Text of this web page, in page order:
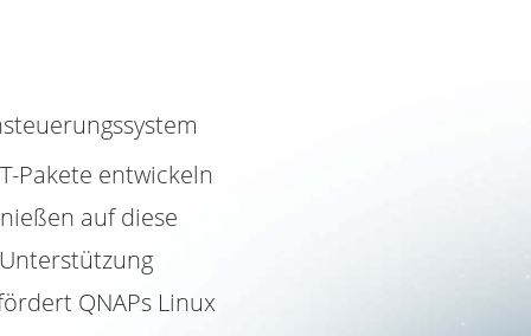
Pakete entwickeln
auf diese
QNAPs Linux